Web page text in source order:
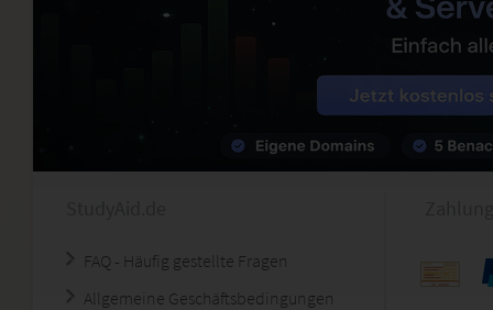
FAQ - Häufig gestellte Fragen
Allgemeine Geschäftsbedingungen